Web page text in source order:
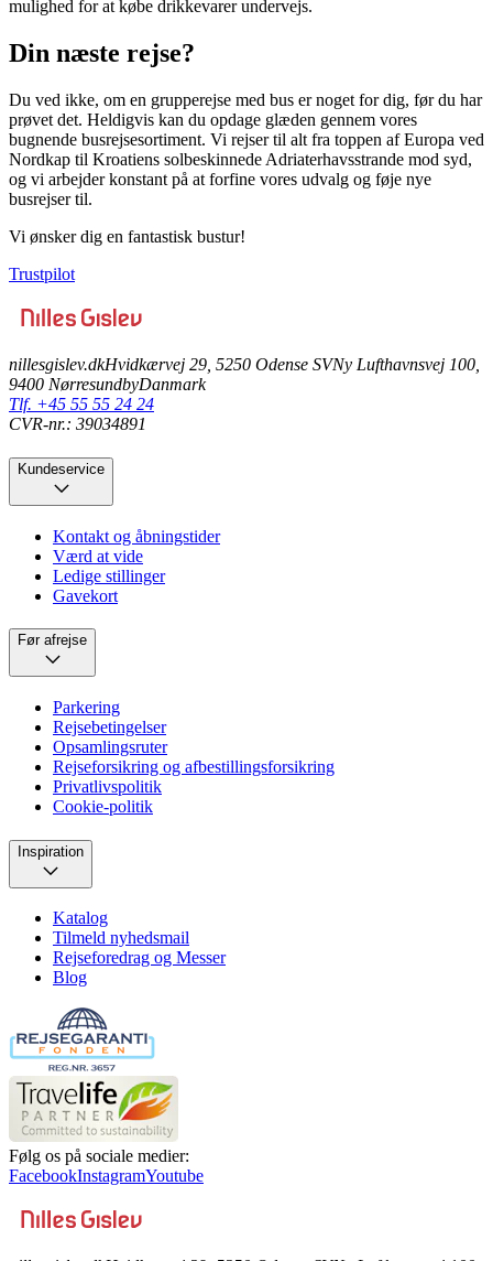
mulighed for at købe drikkevarer undervejs.
Din næste rejse?
Du ved ikke, om en grupperejse med bus er noget for dig, før du har
prøvet det. Heldigvis kan du opdage glæden gennem vores
bugnende busrejsesortiment. Vi rejser til alt fra toppen af Europa ved
Nordkap til Kroatiens solbeskinnede Adriaterhavsstrande mod syd,
og vi arbejder konstant på at forfine vores udvalg og føje nye
busrejser til.
Vi ønsker dig en fantastisk bustur!
Trustpilot
nillesgislev.dkHvidkærvej 29, 5250 Odense SVNy Lufthavnsvej 100,
9400 NørresundbyDanmark
Tlf. +45 55 55 24 24
CVR-nr.: 39034891
Kundeservice
Kontakt og åbningstider
Værd at vide
Ledige stillinger
Gavekort
Før afrejse
Parkering
Rejsebetingelser
Opsamlingsruter
Rejseforsikring og afbestillingsforsikring
Privatlivspolitik
Cookie-politik
Inspiration
Katalog
Tilmeld nyhedsmail
Rejseforedrag og Messer
Blog
Følg os på sociale medier:
FacebookInstagramYoutube